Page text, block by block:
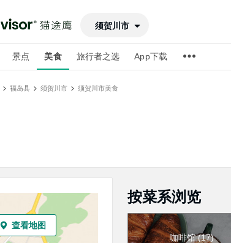
须贺川市
景点 美食 旅行者之选 App下载
福岛县 须贺川市 须贺川市美食
查看地图
按菜系浏览
咖啡馆(17)